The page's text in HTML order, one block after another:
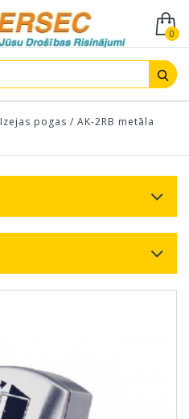
0
Izejas pogas / AK-2RB metāla